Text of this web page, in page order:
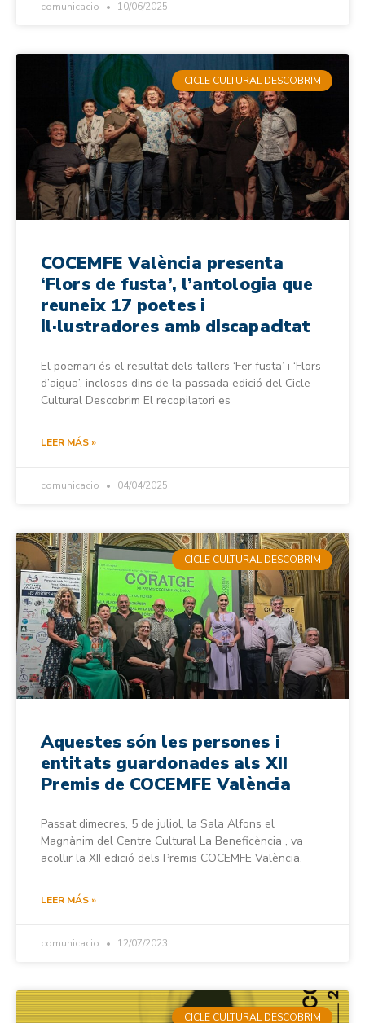
comunicacio 10/06/2025
CICLE CULTURAL DESCOBRIM
COCEMFE València presenta
‘Flors de fusta’, l’antologia que
reuneix 17 poetes i
il·lustradores amb discapacitat
El poemari és el resultat dels tallers ‘Fer fusta’ i ‘Flors
d’aigua’, inclosos dins de la passada edició del Cicle
Cultural Descobrim El recopilatori es
LEER MÁS »
comunicacio 04/04/2025
CICLE CULTURAL DESCOBRIM
Aquestes són les persones i
entitats guardonades als XII
Premis de COCEMFE València
Passat dimecres, 5 de juliol, la Sala Alfons el
Magnànim del Centre Cultural La Beneficència , va
acollir la XII edició dels Premis COCEMFE València,
LEER MÁS »
comunicacio 12/07/2023
CICLE CULTURAL DESCOBRIM